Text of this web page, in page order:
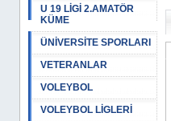
U 19 LİGİ 2.AMATÖR
KÜME
ÜNİVERSİTE SPORLARI
VETERANLAR
VOLEYBOL
VOLEYBOL LİGLERİ